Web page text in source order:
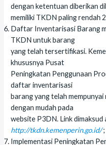
dengan ketentuan diberikan
memiliki TKDN paling rendah
Daftar Inventarisasi Barang
TKDN untuk barang
yang telah tersertifikasi.
khususnya Pusat
Peningkatan Penggunaan
daftar inventarisasi
barang yang telah
dengan mudah pada
website P3DN. Link dimaksud
http://tkdn.kemenperin.go.id/ ;
Implementasi Peningkatan